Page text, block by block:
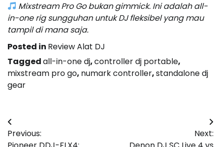
Mixstream Pro Go bukan gimmick. Ini adalah all-
in-one rig sungguhan untuk DJ fleksibel yang mau
tampil di mana saja.
Posted in Review Alat DJ
Taggedall-in-one dj,controller dj portable,
mixstream pro go, numark controller,standalone dj
gear
Post
navigation
Previous:
Next: